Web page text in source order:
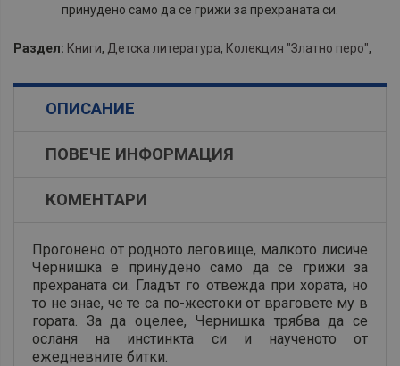
принудено само да се грижи за прехраната си.
Раздел: Книги, Детска литература, Колекция "Златно перо",
ОПИСАНИЕ
ПОВЕЧЕ ИНФОРМАЦИЯ
КОМЕНТАРИ
Прогонено от родното леговище, малкото лисиче
Чернишка е принудено само да се грижи за
прехраната си. Гладът го отвежда при хората, но
то не знае, че те са по-жестоки от враговете му в
гората. За да оцелее, Чернишка трябва да се
осланя на инстинкта си и наученото от
ежедневните битки.